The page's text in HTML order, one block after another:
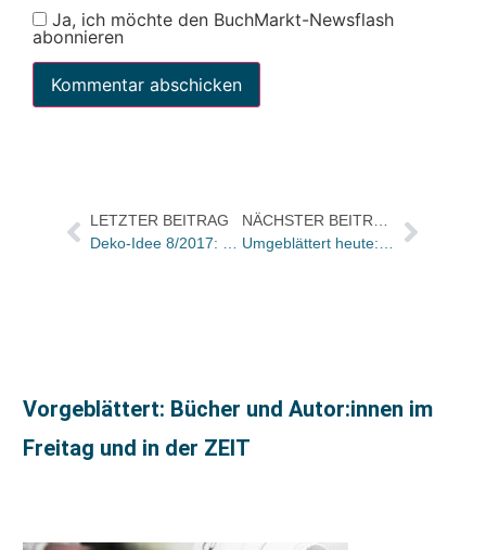
Ja, ich möchte den BuchMarkt-Newsflash
abonnieren
LETZTER BEITRAG
Deko-Idee 8/2017: Lektüre für Pendler und Frankreich
NÄCHSTER BEITRAG
Umgeblättert heute: Geschichte des Wirkens jüdischer Wundermänner
Vorgeblättert: Bücher und Autor:innen im
Freitag und in der ZEIT